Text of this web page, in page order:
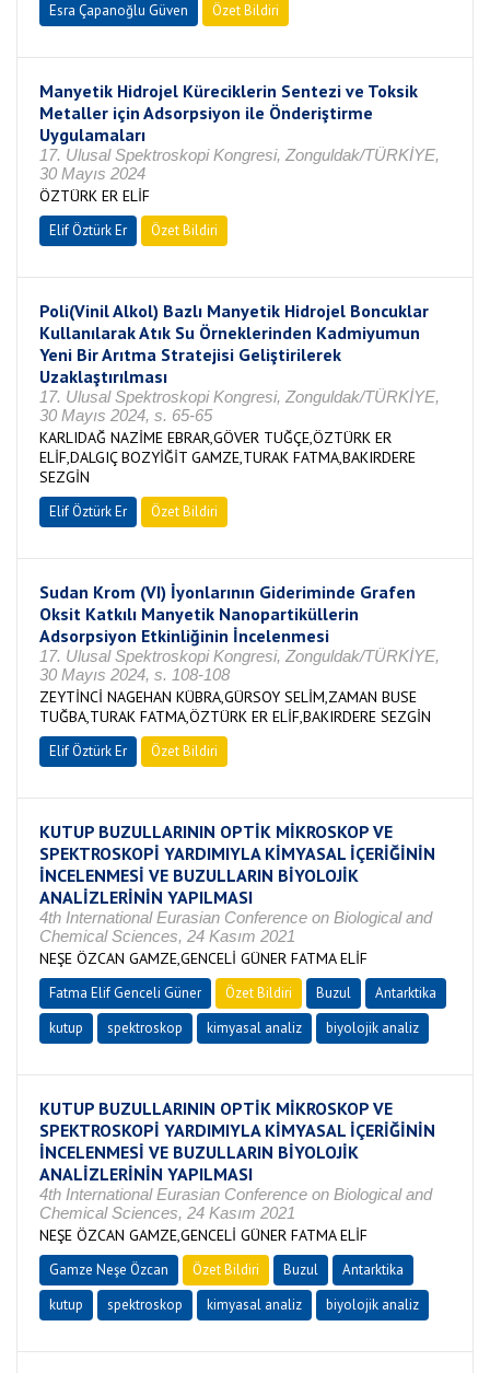
Esra Çapanoğlu Güven Özet Bildiri
Manyetik Hidrojel Küreciklerin Sentezi ve Toksik
Metaller için Adsorpsiyon ile Önderiştirme
Uygulamaları
17. Ulusal Spektroskopi Kongresi, Zonguldak/TÜRKİYE,
30 Mayıs 2024
ÖZTÜRK ER ELİF
Elif Öztürk Er Özet Bildiri
Poli(Vinil Alkol) Bazlı Manyetik Hidrojel Boncuklar
Kullanılarak Atık Su Örneklerinden Kadmiyumun
Yeni Bir Arıtma Stratejisi Geliştirilerek
Uzaklaştırılması
17. Ulusal Spektroskopi Kongresi, Zonguldak/TÜRKİYE,
30 Mayıs 2024, s. 65-65
KARLIDAĞ NAZİME EBRAR,GÖVER TUĞÇE,ÖZTÜRK ER
ELİF,DALGIÇ BOZYİĞİT GAMZE,TURAK FATMA,BAKIRDERE
SEZGİN
Elif Öztürk Er Özet Bildiri
Sudan Krom (VI) İyonlarının Gideriminde Grafen
Oksit Katkılı Manyetik Nanopartiküllerin
Adsorpsiyon Etkinliğinin İncelenmesi
17. Ulusal Spektroskopi Kongresi, Zonguldak/TÜRKİYE,
30 Mayıs 2024, s. 108-108
ZEYTİNCİ NAGEHAN KÜBRA,GÜRSOY SELİM,ZAMAN BUSE
TUĞBA,TURAK FATMA,ÖZTÜRK ER ELİF,BAKIRDERE SEZGİN
Elif Öztürk Er Özet Bildiri
KUTUP BUZULLARININ OPTİK MİKROSKOP VE
SPEKTROSKOPİ YARDIMIYLA KİMYASAL İÇERİĞİNİN
İNCELENMESİ VE BUZULLARIN BİYOLOJİK
ANALİZLERİNİN YAPILMASI
4th International Eurasian Conference on Biological and
Chemical Sciences, 24 Kasım 2021
NEŞE ÖZCAN GAMZE,GENCELİ GÜNER FATMA ELİF
Fatma Elif Genceli Güner Özet Bildiri Buzul
Antarktika
kutup
spektroskop kimyasal analiz biyolojik analiz
KUTUP BUZULLARININ OPTİK MİKROSKOP VE
SPEKTROSKOPİ YARDIMIYLA KİMYASAL İÇERİĞİNİN
İNCELENMESİ VE BUZULLARIN BİYOLOJİK
ANALİZLERİNİN YAPILMASI
4th International Eurasian Conference on Biological and
Chemical Sciences, 24 Kasım 2021
NEŞE ÖZCAN GAMZE,GENCELİ GÜNER FATMA ELİF
Gamze Neşe Özcan Özet Bildiri Buzul
Antarktika
kutup
spektroskop kimyasal analiz biyolojik analiz